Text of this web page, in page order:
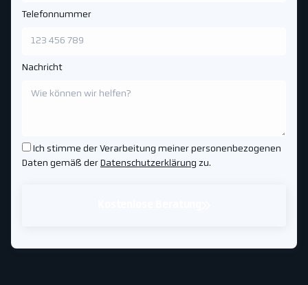
Telefonnummer
Nachricht
Ich stimme der Verarbeitung meiner personenbezogenen
Daten gemäß der Datenschutzerklärung zu.